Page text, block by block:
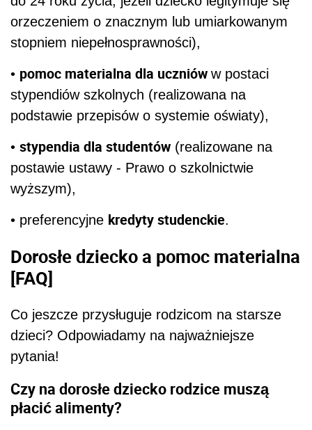
orzeczeniem o znacznym lub umiarkowanym
stopniem niepełnosprawności),
• pomoc materialna dla uczniów w postaci
stypendiów szkolnych (realizowana na
podstawie przepisów o systemie oświaty),
• stypendia dla studentów (realizowane na
postawie ustawy - Prawo o szkolnictwie
wyższym),
• preferencyjne kredyty studenckie.
Dorosłe dziecko a pomoc materialna
[FAQ]
Co jeszcze przysługuje rodzicom na starsze
dzieci? Odpowiadamy na najważniejsze
pytania!
Czy na dorosłe dziecko rodzice muszą
płacić alimenty?